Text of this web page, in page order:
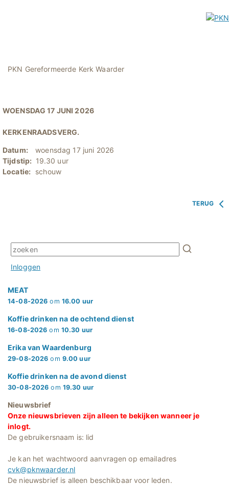
PKN Gereformeerde Kerk Waarder
WOENSDAG 17 JUNI 2026
KERKENRAADSVERG.
Datum:
woensdag 17 juni 2026
Tijdstip: 19.30 uur
Locatie: schouw
TERUG
Inloggen
MEAT
14-08-2026 om 16.00 uur
Koffie drinken na de ochtend dienst
16-08-2026 om 10.30 uur
Erika van Waardenburg
29-08-2026 om 9.00 uur
Koffie drinken na de avond dienst
30-08-2026 om 19.30 uur
Nieuwsbrief
Onze nieuwsbrieven zijn alleen te bekijken wanneer je
inlogt.
De gebruikersnaam is: lid
Je kan het wachtwoord aanvragen op emailadres
cvk@pknwaarder.nl
De nieuwsbrief is alleen beschikbaar voor leden.